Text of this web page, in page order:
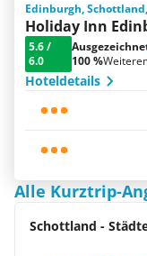
Edinburgh,
Holiday Inn
5.6/
6.0
100 %
Hoteldetails
Alle Kurztrip-
Schottland -